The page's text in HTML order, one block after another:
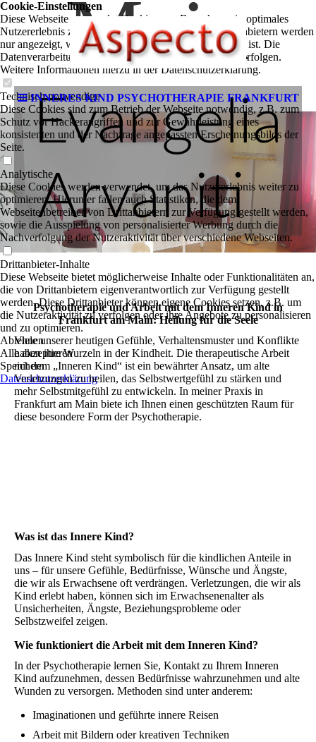
INNERES KIND PSYCHOTHERAPIE FRANKFURT
Main
Evangelia
Arvaniti
Psychotherapie und Arbeit mit dem Inneren Kind in
Frankfurt am Main: Heilung für die Seele
Viele unserer heutigen Gefühle, Verhaltensmuster und Konflikte
haben ihre Wurzeln in der Kindheit. Die therapeutische Arbeit
mit dem „Inneren Kind“ ist ein bewährter Ansatz, um alte
Verletzungen zu heilen, das Selbstwertgefühl zu stärken und
mehr Selbstmitgefühl zu entwickeln. In meiner Praxis in
Frankfurt am Main biete ich Ihnen einen geschützten Raum für
diese besondere Form der Psychotherapie.
Was ist das Innere Kind?
Das Innere Kind steht symbolisch für die kindlichen Anteile in
uns – für unsere Gefühle, Bedürfnisse, Wünsche und Ängste,
die wir als Erwachsene oft verdrängen. Verletzungen, die wir als
Kind erlebt haben, können sich im Erwachsenenalter als
Unsicherheiten, Ängste, Beziehungsprobleme oder
Selbstzweifel zeigen.
Wie funktioniert die Arbeit mit dem Inneren Kind?
In der Psychotherapie lernen Sie, Kontakt zu Ihrem Inneren
Kind aufzunehmen, dessen Bedürfnisse wahrzunehmen und alte
Wunden zu versorgen. Methoden sind unter anderem:
Imaginationen und geführte innere Reisen
Arbeit mit Bildern oder kreativen Techniken
Cookie-Einstellungen
Diese Webseite verwendet Cookies, um Besuchern ein optimales
Nutzererlebnis zu bieten. Bestimmte Inhalte von Drittanbietern werden
nur angezeigt, wenn die entsprechende Option aktiviert ist. Die
Datenverarbeitung kann dann auch in einem Drittland erfolgen.
Weitere Informationen hierzu in der Datenschutzerklärung.
Technisch notwendige
Diese Cookies sind zum Betrieb der Webseite notwendig, z.B. zum
Schutz vor Hackerangriffen und zur Gewährleistung eines
konsistenten und der Nachfrage angepassten Erscheinungsbilds der
Seite.
Analytische
Diese Cookies werden verwendet, um das Nutzererlebnis weiter zu
optimieren. Hierunter fallen auch Statistiken, die dem
Webseitenbetreiber von Drittanbietern zur Verfügung gestellt werden,
sowie die Ausspielung von personalisierter Werbung durch die
Nachverfolgung der Nutzeraktivität über verschiedene Webseiten.
Drittanbieter-Inhalte
Diese Webseite bietet möglicherweise Inhalte oder Funktionalitäten an,
die von Drittanbietern eigenverantwortlich zur Verfügung gestellt
werden. Diese Drittanbieter können eigene Cookies setzen, z.B. um
die Nutzeraktivität zu verfolgen oder ihre Angebote zu personalisieren
und zu optimieren.
Ablehnen
Alle akzeptieren
Speichern
Datenschutzerklärung